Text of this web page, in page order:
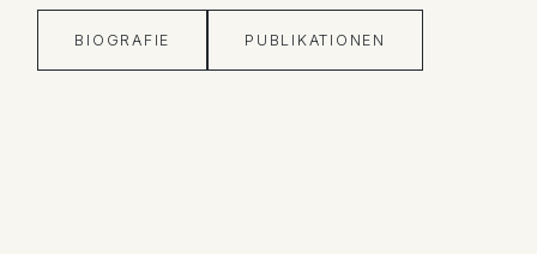
BIOGRAFIE PUBLIKATIONEN